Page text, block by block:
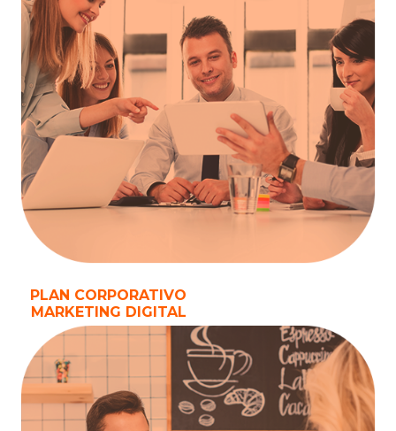
PLAN CORPORATIVO
MARKETING DIGITAL